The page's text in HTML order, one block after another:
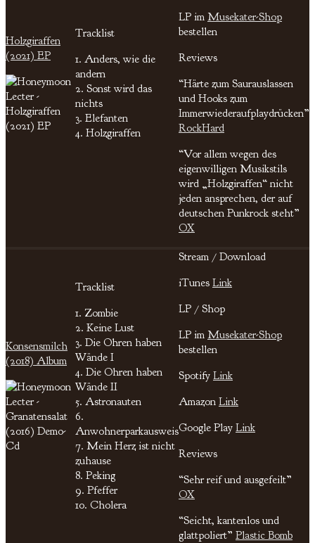
Holzgiraffen
(2021) EP
Tracklist
1. Anders, wie die
andern
2. Sonst wird das
nichts
3. Elefanten
4. Holzgiraffen
LP im Musekater-Shop
bestellen
Reviews
“Härte zum Saurauslassen
und Hooks zum
Immerwiederaufplaydrücken”
RockHard
“Vor allem wegen des
eigenwilligen Musikstils
wird „Holzgiraffen“ nicht
jeden ansprechen, der auf
deutschen Punkrock steht”
OX
Konsensmilch
(2018) Album
Tracklist
1. Zombie
2. Keine Lust
3. Die Ohren haben
Wände I
4. Die Ohren haben
Wände II
5. Astronauten
6.
Anwohnerparkausweis
7. Mein Herz ist nicht
zuhause
8. Peking
9. Pfeffer
10. Cholera
Stream / Download
iTunes Link
LP / Shop
LP im Musekater-Shop
bestellen
Spotify Link
Amazon Link
Google Play Link
Reviews
“Sehr reif und ausgefeilt”
OX
“Seicht, kantenlos und
glattpoliert” Plastic Bomb